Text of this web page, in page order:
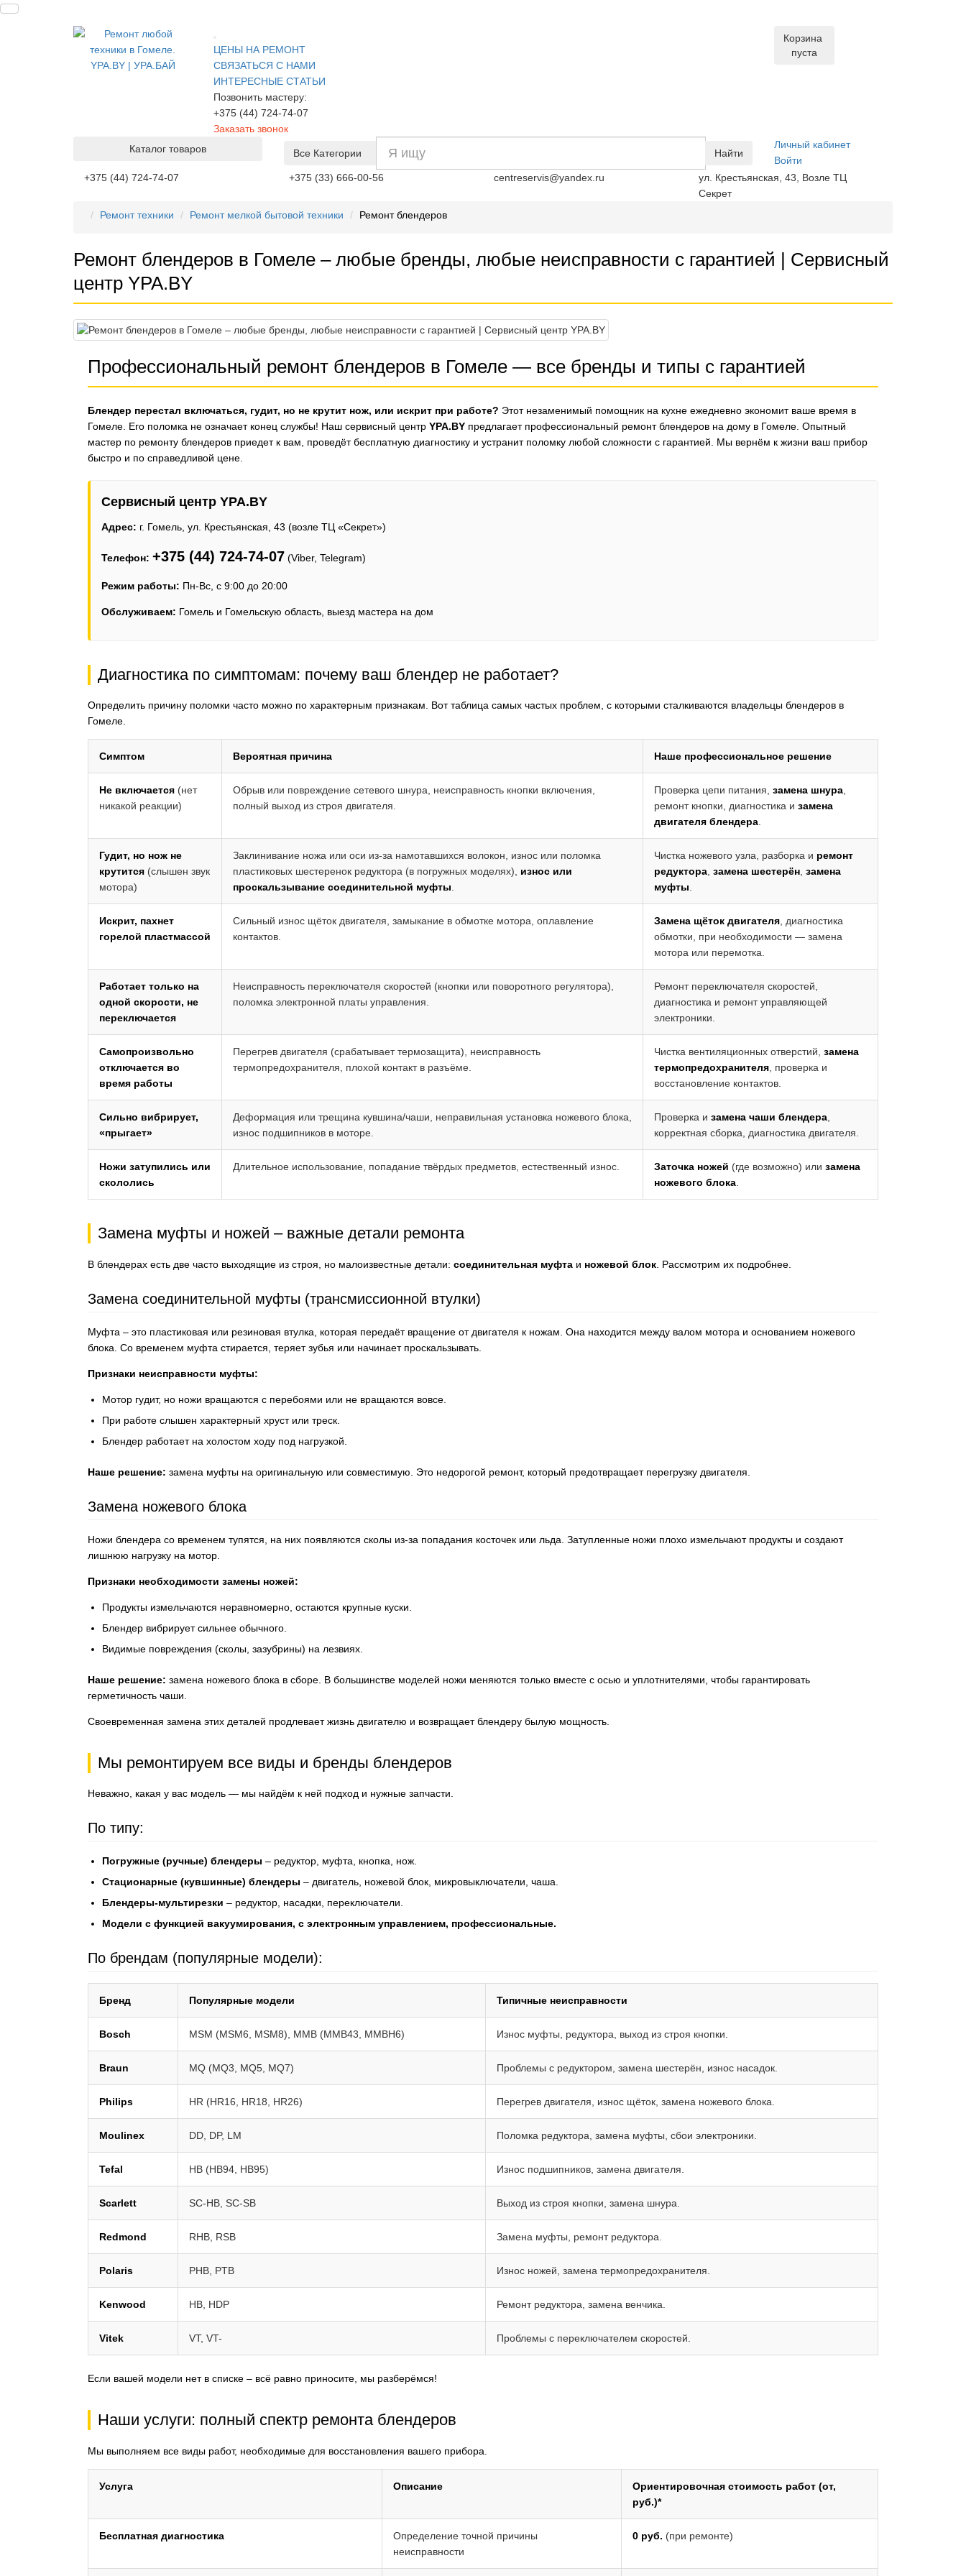
ЦЕНЫ НА РЕМОНТ
СВЯЗАТЬСЯ С НАМИ
ИНТЕРЕСНЫЕ СТАТЬИ
Позвонить мастеру:
+375 (44) 724-74-07
Заказать звонок
Корзина
пуста
Все Категории Найти
Каталог товаров
Личный кабинет
Войти
+375 (44) 724-74-07
+375 (33) 666-00-56 centreservis@yandex.ru
ул. Крестьянская, 43, Возле ТЦ
Секрет
Ремонт техники
Ремонт мелкой бытовой техники Ремонт блендеров
Ремонт блендеров в Гомеле – любые бренды, любые неисправности с гарантией | Сервисный
центр YPA.BY
Профессиональный ремонт блендеров в Гомеле — все бренды и типы с гарантией
Блендер перестал включаться, гудит, но не крутит нож, или искрит при работе? Этот незаменимый помощник на кухне ежедневно экономит ваше время в
Гомеле. Его поломка не означает конец службы! Наш сервисный центр YPA.BY предлагает профессиональный ремонт блендеров на дому в Гомеле. Опытный
мастер по ремонту блендеров приедет к вам, проведёт бесплатную диагностику и устранит поломку любой сложности с гарантией. Мы вернём к жизни ваш прибор
быстро и по справедливой цене.
Сервисный центр YPA.BY
Адрес: г. Гомель, ул. Крестьянская, 43 (возле ТЦ «Секрет»)
Телефон: +375 (44) 724-74-07 (Viber, Telegram)
Режим работы: Пн-Вс, с 9:00 до 20:00
Обслуживаем: Гомель и Гомельскую область, выезд мастера на дом
Диагностика по симптомам: почему ваш блендер не работает?
Определить причину поломки часто можно по характерным признакам. Вот таблица самых частых проблем, с которыми сталкиваются владельцы блендеров в
Гомеле.
Симптом Вероятная причина Наше профессиональное решение
Не включается (нет
никакой реакции)
Обрыв или повреждение сетевого шнура, неисправность кнопки включения,
полный выход из строя двигателя.
Проверка цепи питания, замена шнура
ремонт кнопки, диагностика и замена
двигателя блендера
Гудит, но нож не
крутится (слышен звук
мотора)
Заклинивание ножа или оси из-за намотавшихся волокон, износ или поломка
пластиковых шестеренок редуктора (в погружных моделях), износ или
проскальзывание соединительной муфты
Чистка ножевого узла, разборка и ремонт
редуктора замена шестерён замена
муфты
Искрит, пахнет
горелой пластмассой
Сильный износ щёток двигателя, замыкание в обмотке мотора, оплавление
контактов.
Замена щёток двигателя , диагностика
обмотки, при необходимости — замена
мотора или перемотка.
Работает только на
одной скорости, не
переключается
Неисправность переключателя скоростей (кнопки или поворотного регулятора),
поломка электронной платы управления.
Ремонт переключателя скоростей,
диагностика и ремонт управляющей
электроники.
Самопроизвольно
отключается во
время работы
Перегрев двигателя (срабатывает термозащита), неисправность
термопредохранителя, плохой контакт в разъёме.
Чистка вентиляционных отверстий, замена
термопредохранителя , проверка и
восстановление контактов.
Сильно вибрирует,
«прыгает»
Деформация или трещина кувшина/чаши, неправильная установка ножевого блока,
износ подшипников в моторе.
Проверка и замена чаши блендера
корректная сборка, диагностика двигателя.
Ножи затупились или
скололись
Длительное использование, попадание твёрдых предметов, естественный износ. Заточка ножей (где возможно) или замена
ножевого блока
Замена муфты и ножей – важные детали ремонта
В блендерах есть две часто выходящие из строя, но малоизвестные детали: соединительная муфта и ножевой блок . Рассмотрим их подробнее.
Замена соединительной муфты (трансмиссионной втулки)
Муфта – это пластиковая или резиновая втулка, которая передаёт вращение от двигателя к ножам. Она находится между валом мотора и основанием ножевого
блока. Со временем муфта стирается, теряет зубья или начинает проскальзывать.
Признаки неисправности муфты:
Мотор гудит, но ножи вращаются с перебоями или не вращаются вовсе.
При работе слышен характерный хруст или треск.
Блендер работает на холостом ходу под нагрузкой.
Наше решение: замена муфты на оригинальную или совместимую. Это недорогой ремонт, который предотвращает перегрузку двигателя.
Замена ножевого блока
Ножи блендера со временем тупятся, на них появляются сколы из-за попадания косточек или льда. Затупленные ножи плохо измельчают продукты и создают
лишнюю нагрузку на мотор.
Признаки необходимости замены ножей:
Продукты измельчаются неравномерно, остаются крупные куски.
Блендер вибрирует сильнее обычного.
Видимые повреждения (сколы, зазубрины) на лезвиях.
Наше решение: замена ножевого блока в сборе. В большинстве моделей ножи меняются только вместе с осью и уплотнителями, чтобы гарантировать
герметичность чаши.
Своевременная замена этих деталей продлевает жизнь двигателю и возвращает блендеру былую мощность.
Мы ремонтируем все виды и бренды блендеров
Неважно, какая у вас модель — мы найдём к ней подход и нужные запчасти.
По типу:
Погружные (ручные) блендеры – редуктор, муфта, кнопка, нож.
Стационарные (кувшинные) блендеры – двигатель, ножевой блок, микровыключатели, чаша.
Блендеры-мультирезки – редуктор, насадки, переключатели.
Модели с функцией вакуумирования, с электронным управлением, профессиональные.
По брендам (популярные модели):
Бренд Популярные модели Типичные неисправности
Bosch MSM (MSM6, MSM8), MMB (MMB43, MMBH6) Износ муфты, редуктора, выход из строя кнопки.
Braun MQ (MQ3, MQ5, MQ7) Проблемы с редуктором, замена шестерён, износ насадок.
Philips HR (HR16, HR18, HR26) Перегрев двигателя, износ щёток, замена ножевого блока.
Moulinex DD, DP, LM Поломка редуктора, замена муфты, сбои электроники.
Tefal HB (HB94, HB95) Износ подшипников, замена двигателя.
Scarlett SC-HB, SC-SB Выход из строя кнопки, замена шнура.
Redmond RHB, RSB Замена муфты, ремонт редуктора.
Polaris PHB, PTB Износ ножей, замена термопредохранителя.
Kenwood HB, HDP Ремонт редуктора, замена венчика.
Vitek VT, VT- Проблемы с переключателем скоростей.
Если вашей модели нет в списке – всё равно приносите, мы разберёмся!
Наши услуги: полный спектр ремонта блендеров
Мы выполняем все виды работ, необходимые для восстановления вашего прибора.
Услуга Описание
Ориентировочная стоимость работ (от,
руб.)*
Бесплатная диагностика
Определение точной причины
неисправности
0 руб. (при ремонте)